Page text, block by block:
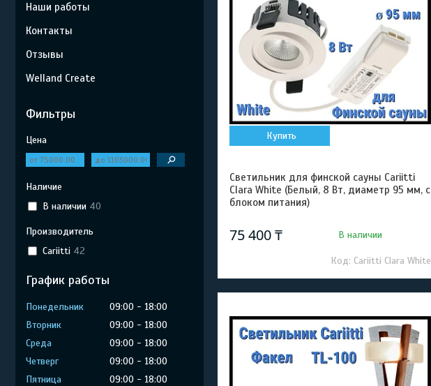
Купить
Светильник для финской сауны Cariitti
Clara White (Белый, 8 Вт, диаметр 95 мм, с
блоком питания)
75 400 ₸ В наличии
Cariitti Clara White
Наши работы
Контакты
Отзывы
Welland Create
Фильтры
Цена
Наличие
В наличии 40
Производитель
Cariitti 42
График работы
Понедельник 09:00
18:00
Вторник
09:00
18:00
Среда
09:00
18:00
Четверг
09:00
18:00
Пятница
09:00
18:00